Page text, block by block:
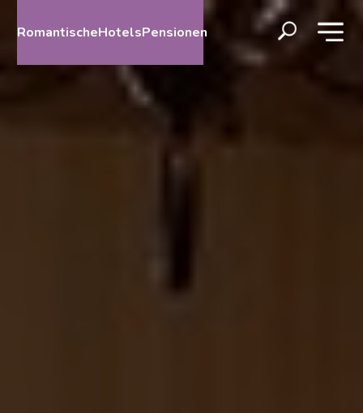
RomantischeHotelsPensionen